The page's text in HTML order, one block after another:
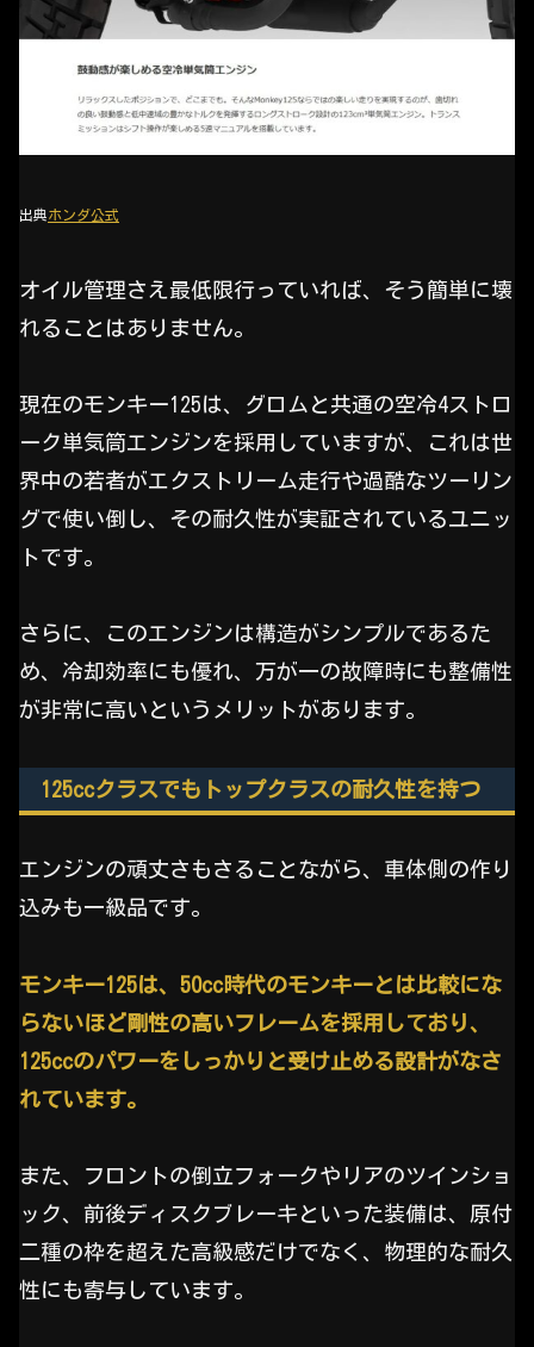
出典ホンダ公式
オイル管理さえ最低限行っていれば、そう簡単に壊
れることはありません。
現在のモンキー125は、グロムと共通の空冷4ストロ
ーク単気筒エンジンを採用していますが、これは世
界中の若者がエクストリーム走行や過酷なツーリン
グで使い倒し、その耐久性が実証されているユニッ
トです。
さらに、このエンジンは構造がシンプルであるた
め、冷却効率にも優れ、万が一の故障時にも整備性
が非常に高いというメリットがあります。
125ccクラスでもトップクラスの耐久性を持つ
エンジンの頑丈さもさることながら、車体側の作り
込みも一級品です。
モンキー125は、50cc時代のモンキーとは比較にな
らないほど剛性の高いフレームを採用しており、
125ccのパワーをしっかりと受け止める設計がなさ
れています。
また、フロントの倒立フォークやリアのツインショ
ック、前後ディスクブレーキといった装備は、原付
二種の枠を超えた高級感だけでなく、物理的な耐久
性にも寄与しています。